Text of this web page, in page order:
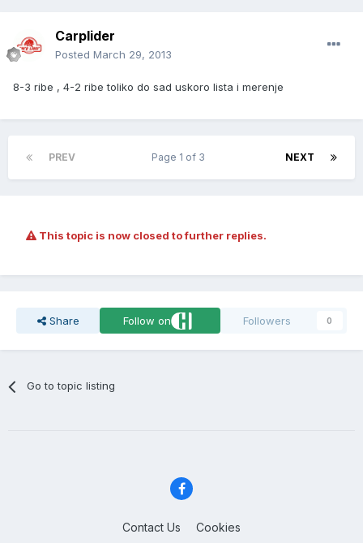
Carplider
Posted March 29, 2013
8-3 ribe , 4-2 ribe toliko do sad uskoro lista i merenje
PREV NEXT
Page 1 of 3
This topic is now closed to further replies.
Share Follow on Followers 0
Go to topic listing
Contact Us Cookies